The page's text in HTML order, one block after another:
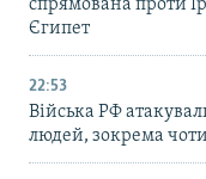
спрямована проти
Єгипет
22:53
Війська РФ
людей, зокрема